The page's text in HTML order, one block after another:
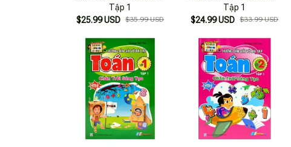
Tập 1
$25.99 USD $35.99 USD
Tập 1
$24.99 USD
$33.99 USD